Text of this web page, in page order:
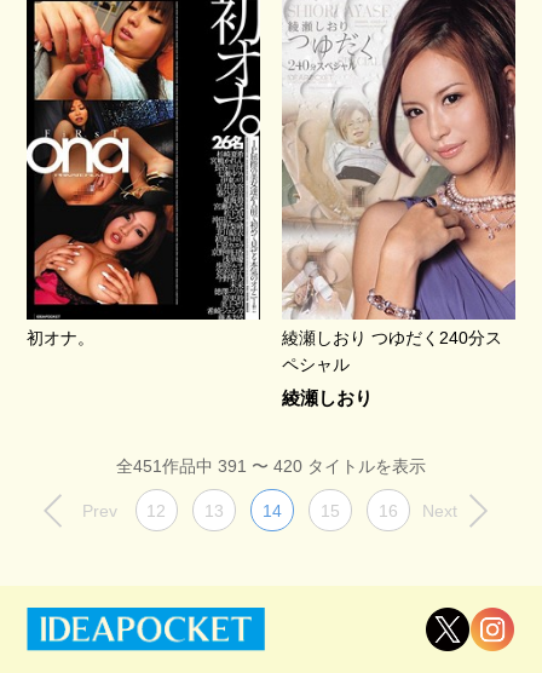
初オナ。
綾瀬しおり つゆだく240分ス
ペシャル
綾瀬しおり
全451作品中 391 〜 420 タイトルを表示
Prev 12 13 14 15 16 Next